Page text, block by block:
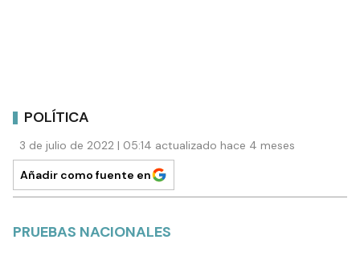
POLÍTICA
3 de julio de 2022 | 05:14 actualizado hace 4 meses
Añadir como fuente en
PRUEBAS NACIONALES